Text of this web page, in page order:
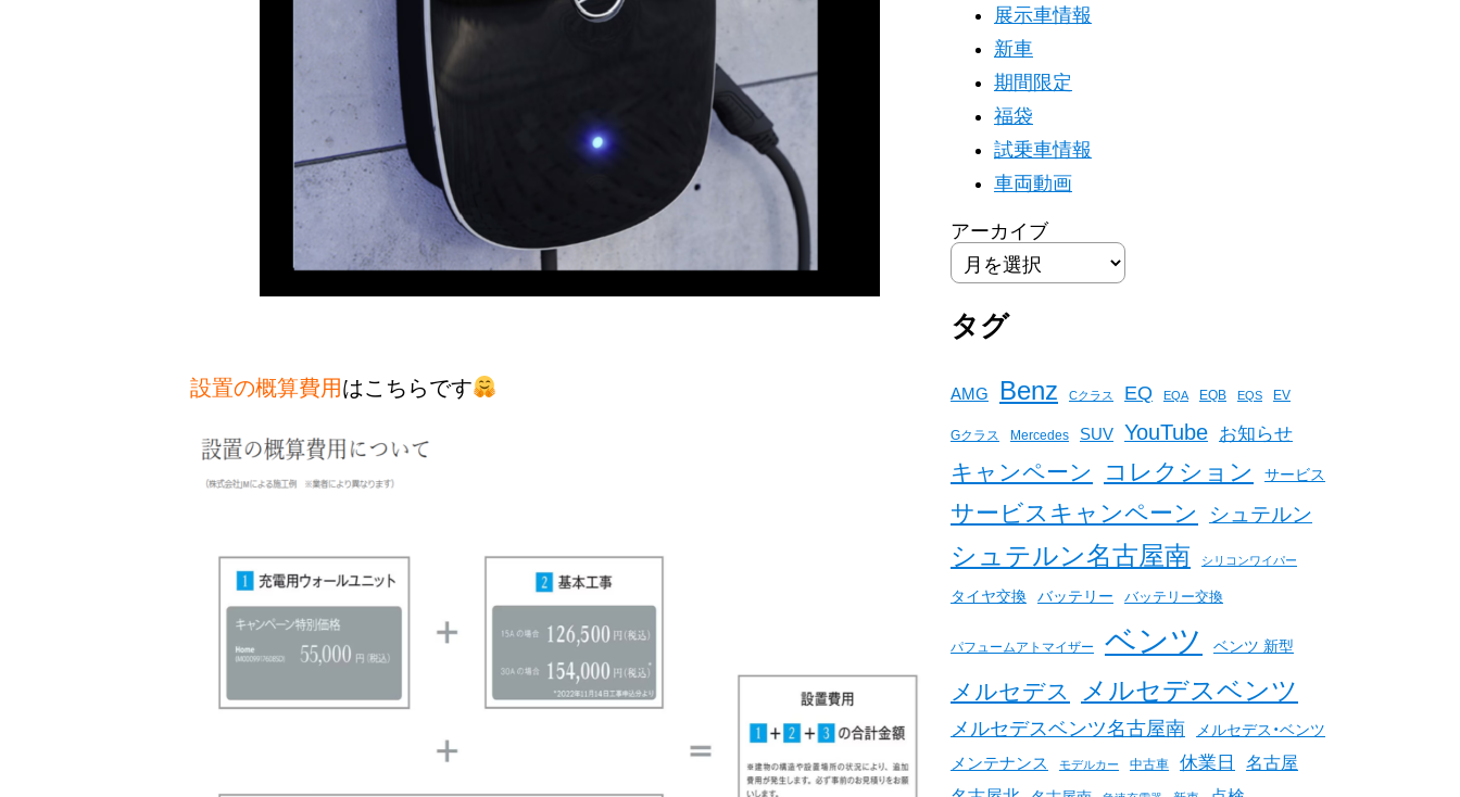
設置の概算費用はこちらです
展示車情報
新車
期間限定
福袋
試乗車情報
車両動画
アーカイブ
タグ
AMG Benz Cクラス EQ EQA EQB EQS EV
Gクラス Mercedes SUV YouTube お知らせ
キャンペーン コレクション サービス
サービスキャンペーン シュテルン
シュテルン名古屋南 シリコンワイパー
タイヤ交換 バッテリー バッテリー交換
パフュームアトマイザー ベンツ ベンツ 新型
メルセデス メルセデスベンツ
メルセデスベンツ名古屋南 メルセデス・ベンツ
メンテナンス モデルカー 中古車 休業日
名古屋